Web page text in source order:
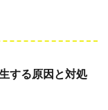
する原因と対処